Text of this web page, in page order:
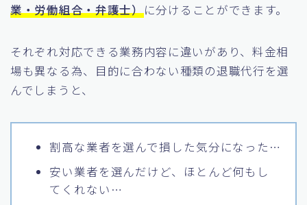
業・労働組合・弁護士）に分けることができます。
それぞれ対応できる業務内容に違いがあり、料金相
場も異なる為、目的に合わない種類の退職代行を選
んでしまうと、
割高な業者を選んで損した気分になった…
安い業者を選んだけど、ほとんど何もし
てくれない…